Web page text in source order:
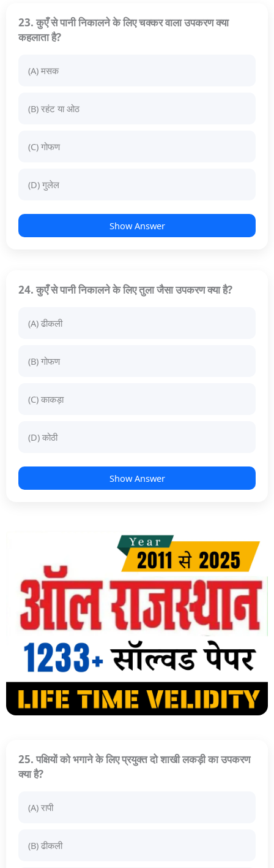
23. कुएँ से पानी निकालने के लिए चक्कर वाला उपकरण क्या
कहलाता है?
(A) मसक
(B) रहंट या ओठ
(C) गोफण
(D) गुलेल
Show Answer
24. कुएँ से पानी निकालने के लिए तुला जैसा उपकरण क्या है?
(A) ढीकली
(B) गोफण
(C) काकड़ा
(D) कोठी
Show Answer
25. पक्षियों को भगाने के लिए प्रयुक्त दो शाखी लकड़ी का उपकरण
क्या है?
(A) रापी
(B) ढीकली